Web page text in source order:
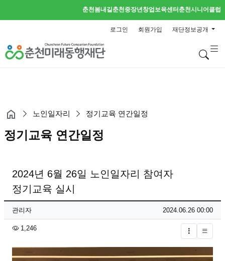
춘천봄내길춘천중장년창업보육센터 춘천시니어클럽
로그인 회원가입 재단정보공개
검
노인일자리 정기교육 연간일정
정기교육 연간일정
2024년 6월 26일 노인일자리 참여자
정기교육 실시
페이지 정보
작성자
관리자 작성일
2024.06.26 00:00
1,246조회
글버튼
본문